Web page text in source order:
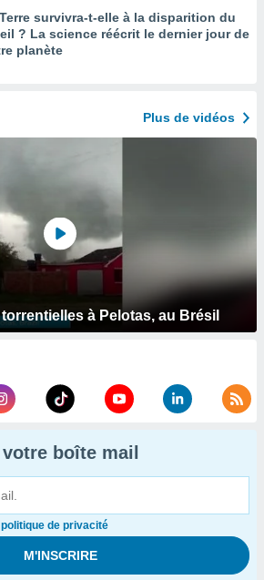
survivra-t-elle à la disparition du
? La science réécrit le dernier jour de
planète
Plus de vidéos
à Pelotas, au Brésil
boîte mail
de privacité